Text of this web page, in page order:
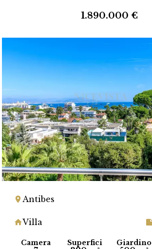
1.890.000 €
Antibes
Villa
Camera Superfici Giardino